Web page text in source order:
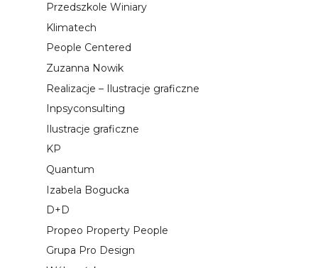
Przedszkole Winiary
Klimatech
People Centered
Zuzanna Nowik
Realizacje – Ilustracje graficzne
Inpsyconsulting
Ilustracje graficzne
KP
Quantum
Izabela Bogucka
D+D
Propeo Property People
Grupa Pro Design